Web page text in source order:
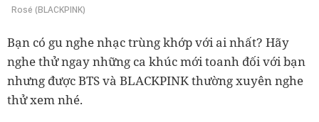
Rosé (BLACKPINK)
Bạn có gu nghe nhạc trùng khớp với ai nhất? Hãy
nghe thử ngay những ca khúc mới toanh đối với bạn
nhưng được BTS và BLACKPINK thường xuyên nghe
thử xem nhé.